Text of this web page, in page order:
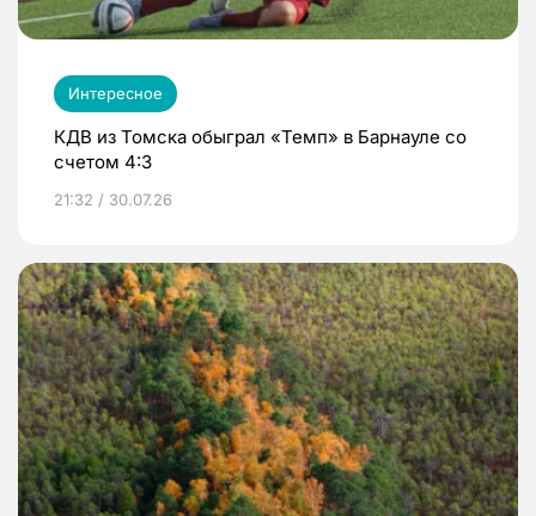
Интересное
КДВ из Томска обыграл «Темп» в Барнауле со
счетом 4:3
21:32 / 30.07.26